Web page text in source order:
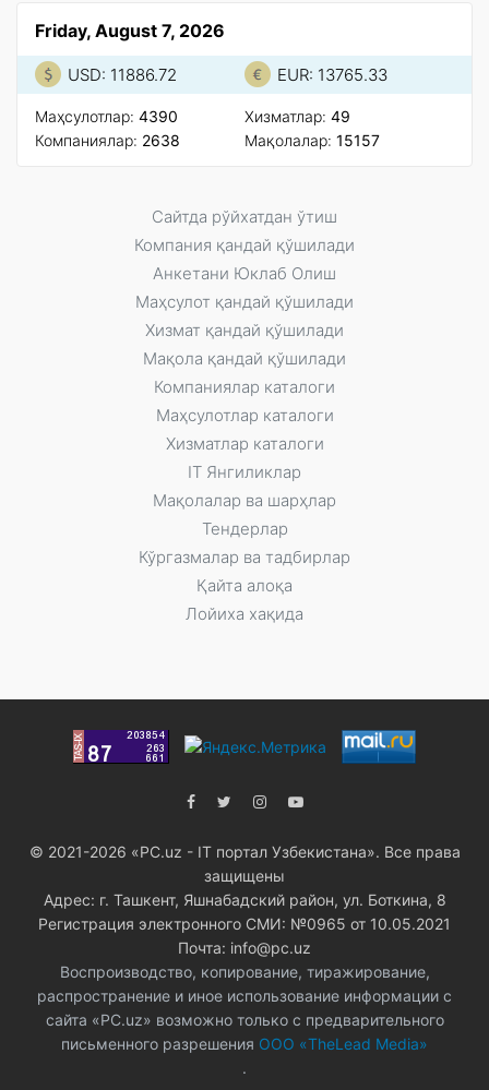
Friday, August 7, 2026
USD: 11886.72 EUR: 13765.33
Маҳсулотлар: 4390
Компаниялар: 2638
Xизматлар: 49
Мақолалар: 15157
Сайтда рўйxатдан ўтиш
Компания қандай қўшилади
Анкетани Юклаб Олиш
Маҳсулот қандай қўшилади
Xизмат қандай қўшилади
Мақола қандай қўшилади
Компаниялар каталоги
Маҳсулотлар каталоги
Xизматлар каталоги
IT Янгиликлар
Мақолалар ва шарҳлар
Тендерлар
Кўргазмалар ва тадбирлар
Қайта алоқа
Лойиха хақида
© 2021-2026 «PC.uz - IT портал Узбекистана». Все права
защищены
Адрес: г. Ташкент, Яшнабадский район, ул. Боткина, 8
Регистрация электронного СМИ: №0965 от 10.05.2021
Почта: info@pc.uz
Воспроизводство, копирование, тиражирование,
распространение и иное использование информации с
сайта «PC.uz» возможно только с предварительного
письменного разрешения ООО «TheLead Media»
.